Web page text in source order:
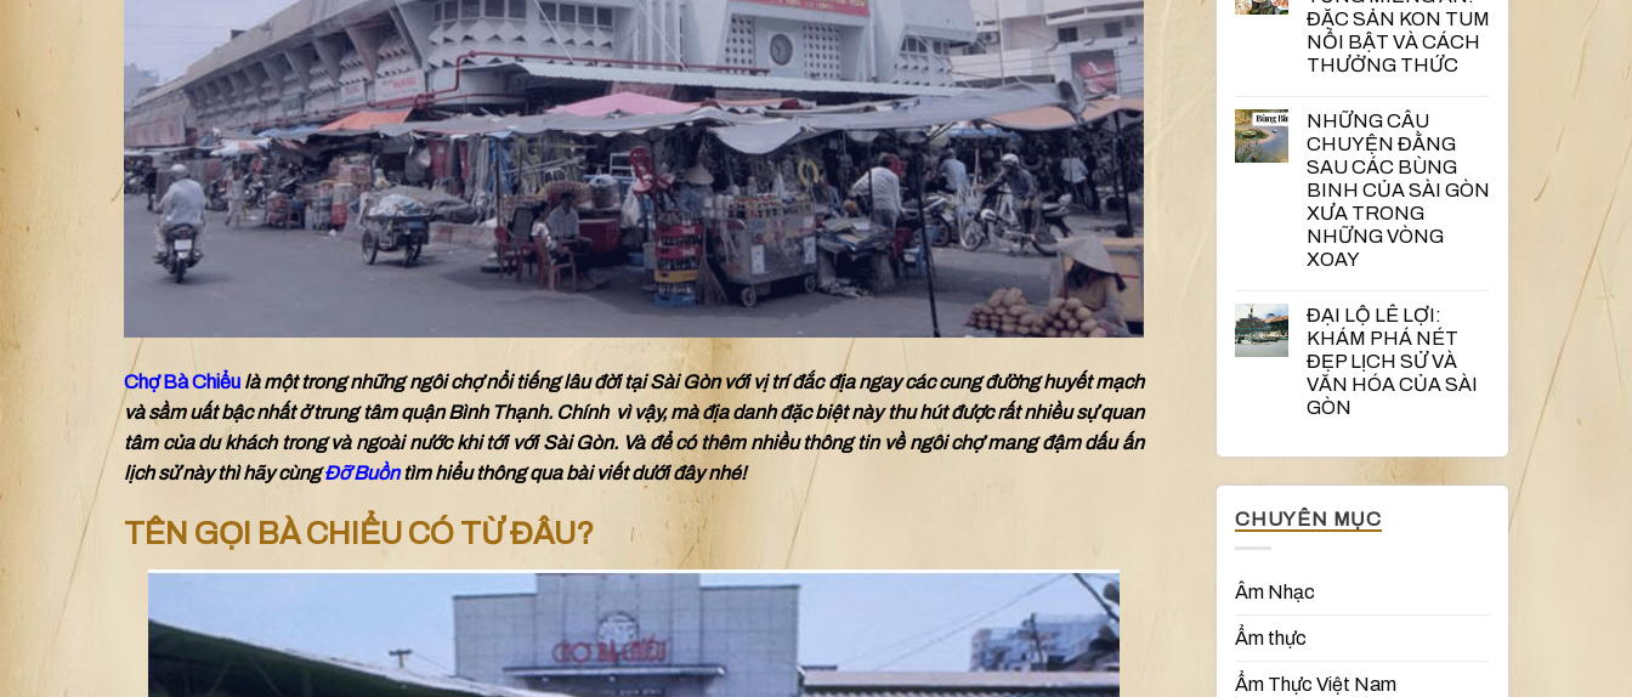
Chợ Bà Chiểu là một trong những ngôi chợ nổi tiếng lâu đời tại Sài Gòn với vị trí đắc địa ngay các cung đường huyết mạch
và sầm uất bậc nhất ở trung tâm quận Bình Thạnh. Chính vì vậy, mà địa danh đặc biệt này thu hút được rất nhiều sự quan
tâm của du khách trong và ngoài nước khi tới với Sài Gòn. Và để có thêm nhiều thông tin về ngôi chợ mang đậm dấu ấn
lịch sử này thì hãy cùngĐỡ Buồntìm hiểu thông qua bài viết dưới đây nhé!
TÊN GỌI BÀ CHIỂU CÓ TỪ ĐÂU?
ĐẶC SẢN KON TUM
NỔI BẬT VÀ CÁCH
THƯỞNG THỨC
NHỮNG CÂU
CHUYỆN ĐẰNG
SAU CÁC BÙNG
BINH CỦA SÀI GÒN
XƯA TRONG
NHỮNG VÒNG
XOAY
ĐẠI LỘ LÊ LỢI:
KHÁM PHÁ NÉT
ĐẸP LỊCH SỬ VÀ
VĂN HÓA CỦA SÀI
GÒN
CHUYÊN MỤC
Âm Nhạc
Ẩm thực
Ẩm Thực Việt Nam